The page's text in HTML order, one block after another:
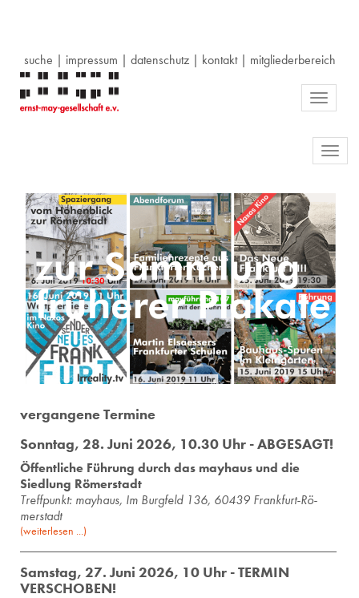
suche | impressum | datenschutz| kontakt| mitgliederbereich
Toggle
vergangene Termine
Sonntag, 28. Juni 2026, 10.30 Uhr - ABGESAGT!
Öffentliche Führung durch das mayhaus und die
Siedlung Römerstadt
Treff­punkt: may­haus, Im Burg­feld 136, 60439 Frank­furt-Rö­
mer­stadt
(weiterlesen ...)
Samstag, 27. Juni 2026, 10 Uhr - TERMIN
VERSCHOBEN!